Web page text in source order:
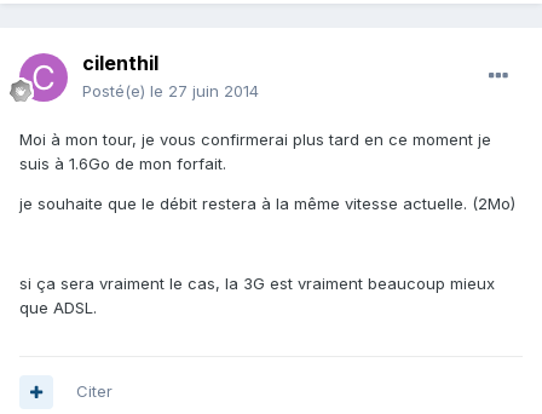
cilenthil
Posté(e) le 27 juin 2014
Moi à mon tour, je vous confirmerai plus tard en ce moment je
suis à 1.6Go de mon forfait.
je souhaite que le débit restera à la même vitesse actuelle. (2Mo)
si ça sera vraiment le cas, la 3G est vraiment beaucoup mieux
que ADSL.
Citer